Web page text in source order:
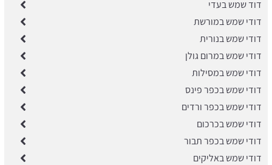
דוד שמש בעדי
דודי שמש במורשת
דודי שמש בנורית
דודי שמש במרום גולן
דודי שמש במסילות
דודי שמש בכפר פינס
דודי שמש בכפר ורדים
דודי שמש בכרכום
דודי שמש בכפר תבור
דודי שמש באליקים